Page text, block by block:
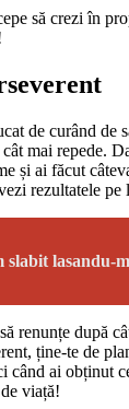
să crezi în
de curând de
mai repede.
și ai făcut
rezultatele pe
slabit lasandu-
renunțe după
ține-te de
când ai obținut
viață!